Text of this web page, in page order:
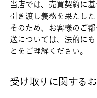
当店では、売買契約に
引き渡し義務を果たした
そのため、お客様のご
送については、法的に
とをご理解ください。
受け取りに関する